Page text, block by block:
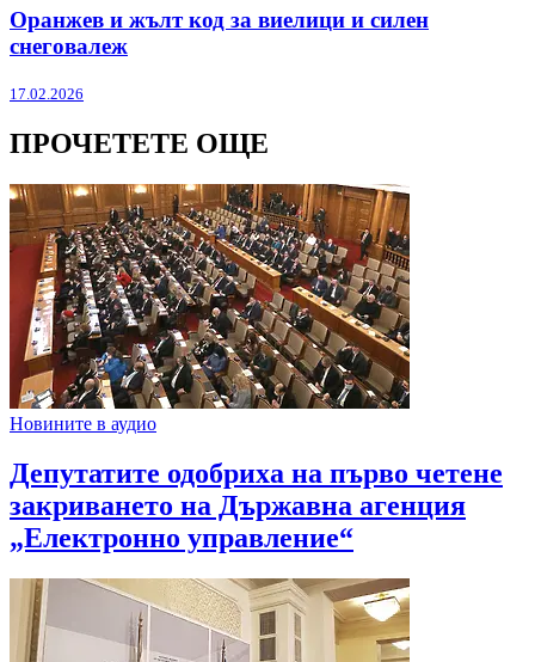
Оранжев и жълт код за виелици и силен
снеговалеж
17.02.2026
ПРОЧЕТЕТЕ ОЩЕ
Новините в аудио
Депутатите одобриха на първо четене
закриването на Държавна агенция
„Електронно управление“